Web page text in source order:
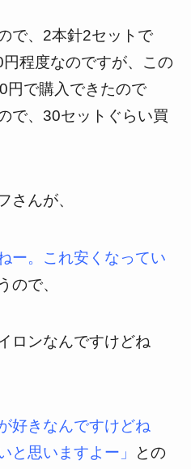
で、2本針2セットで
程度なのですが、この
円で購入できたので
で、30セットぐらい買
さんが、
ー。これ安くなってい
ので、
ロンなんですけどね
好きなんですけどね
と思いますよー」
との